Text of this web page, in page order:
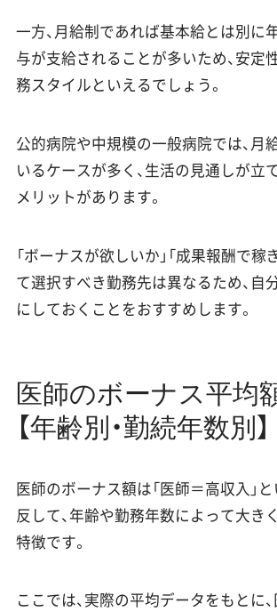
一方、月給制であれば基本給とは別に
与が支給されることが多いため、安定
務スタイルといえるでしょう。
公的病院や中規模の一般病院では、月
いるケースが多く、生活の見通しが立
メリットがあります。
「ボーナスが欲しいか」「成果報酬で稼
て選択すべき勤務先は異なるため、自
にしておくことをおすすめします。
医師のボーナス平均
【年齢別・勤続年数別】
医師のボーナス額は「医師＝高収入」
反して、年齢や勤務年数によって大き
特徴です。
ここでは、実際の平均データをもとに